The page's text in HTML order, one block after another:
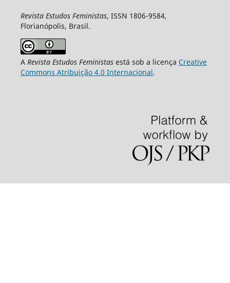
Revista Estudos Feministas, ISSN 1806-9584,
Florianópolis, Brasil.
A Revista Estudos Feministasestá sob a licença Creative
Commons Atribuição 4.0 Internacional.